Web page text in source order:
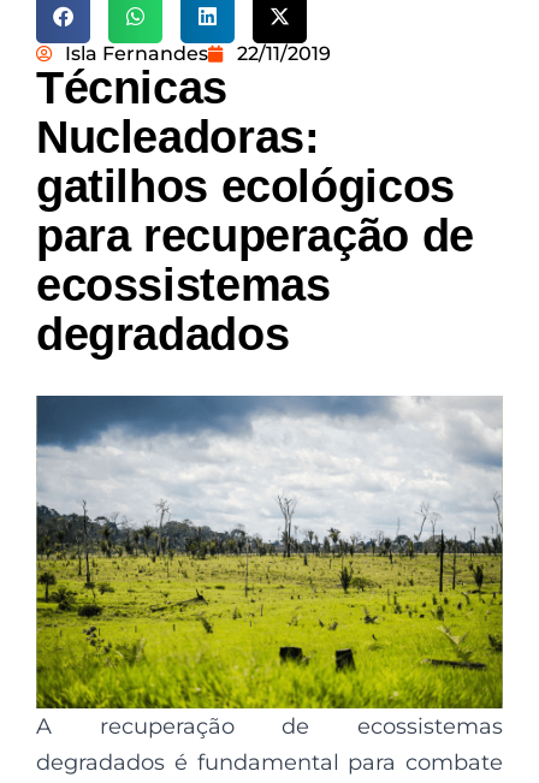
Isla Fernandes 22/11/2019
Técnicas
Nucleadoras:
gatilhos ecológicos
para recuperação de
ecossistemas
degradados
A recuperação de ecossistemas
degradados é fundamental para combate